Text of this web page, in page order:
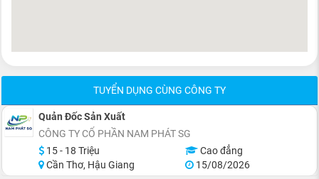
TUYỂN DỤNG CÙNG CÔNG TY
Quản Đốc Sản Xuất
CÔNG TY CỔ PHẦN NAM PHÁT SG
15 - 18 Triệu
Cao đẳng
Cần Thơ, Hậu Giang
15/08/2026